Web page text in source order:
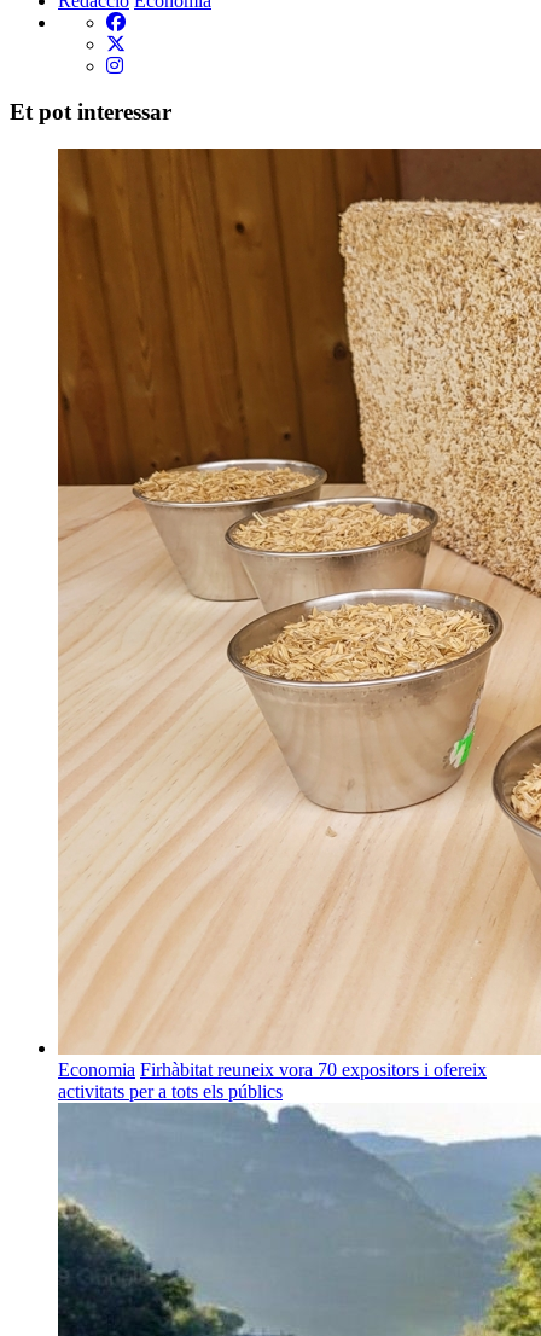
Et pot interessar
Economia Firhàbitat reuneix vora 70 expositors i ofereix
activitats per a tots els públics